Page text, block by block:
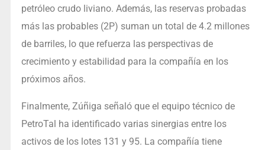
petróleo crudo liviano. Además, las reservas probadas
más las probables (2P) suman un total de 4.2 millones
de barriles, lo que refuerza las perspectivas de
crecimiento y estabilidad para la compañía en los
próximos años.
Finalmente, Zúñiga señaló que el equipo técnico de
PetroTal ha identificado varias sinergias entre los
activos de los lotes 131 y 95. La compañía tiene